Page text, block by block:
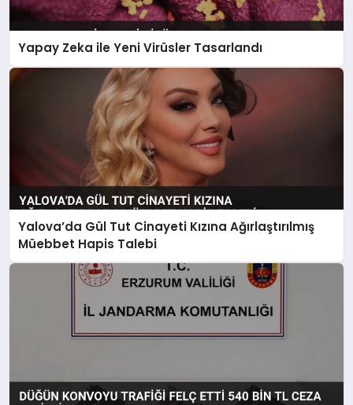
Yapay Zeka ile Yeni Virüsler Tasarlandı
Yalova’da Gül Tut Cinayeti Kızına Ağırlaştırılmış
Müebbet Hapis Talebi